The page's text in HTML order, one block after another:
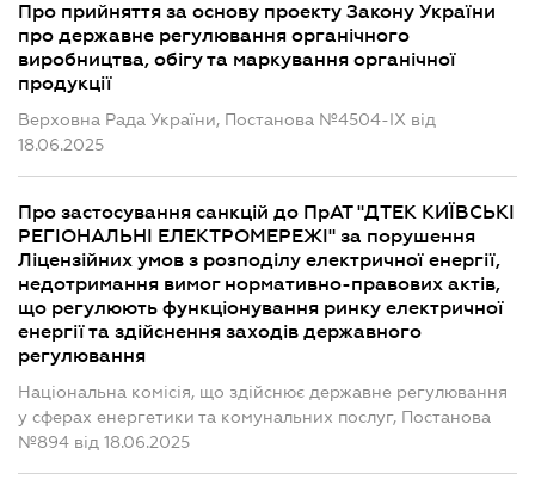
Про прийняття за основу проекту Закону України
про державне регулювання органічного
виробництва, обігу та маркування органічної
продукції
Верховна Рада України, Постанова №4504-IX від
18.06.2025
Про застосування санкцій до ПрАТ "ДТЕК КИЇВСЬКІ
РЕГІОНАЛЬНІ ЕЛЕКТРОМЕРЕЖІ" за порушення
Ліцензійних умов з розподілу електричної енергії,
недотримання вимог нормативно-правових актів,
що регулюють функціонування ринку електричної
енергії та здійснення заходів державного
регулювання
Національна комісія, що здійснює державне регулювання
у сферах енергетики та комунальних послуг, Постанова
№894 від 18.06.2025